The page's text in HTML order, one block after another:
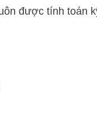
được tính toán